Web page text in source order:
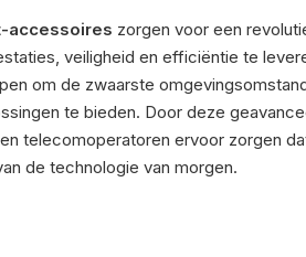
accessoires zorgen voor een
veiligheid en efficiëntie te
om de zwaarste
te bieden. Door deze
telecomoperatoren ervoor zorgen
de technologie van morgen.